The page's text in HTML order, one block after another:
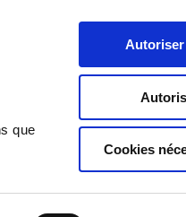
que
Cookies
Connexion
OUVRÉS ⏱️